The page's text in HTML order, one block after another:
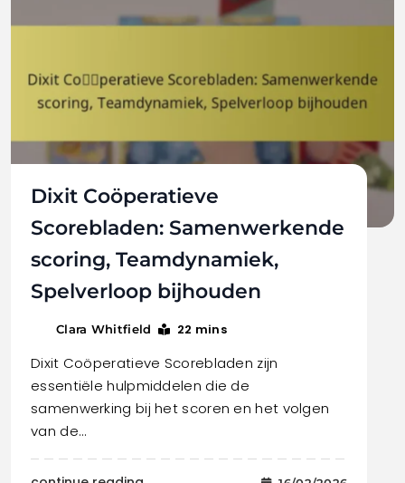
Dixit Coöperatieve
Scorebladen: Samenwerkende
scoring, Teamdynamiek,
Spelverloop bijhouden
Clara Whitfield 22 mins
Dixit Coöperatieve Scorebladen zijn
essentiële hulpmiddelen die de
samenwerking bij het scoren en het volgen
van de…